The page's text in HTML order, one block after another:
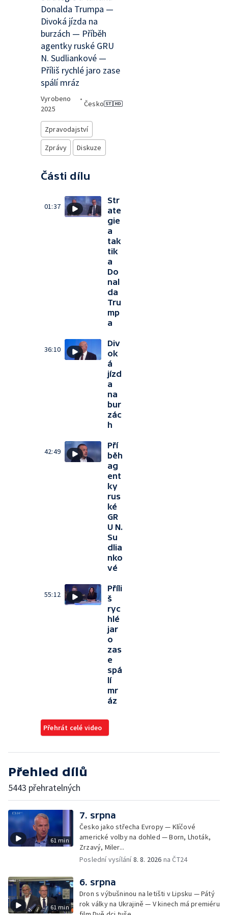
Donalda Trumpa —
Divoká jízda na
burzách — Příběh
agentky ruské GRU
N. Sudliankové —
Příliš rychlé jaro zase
spálí mráz
Vyrobeno
2025
•
Česko
Zpravodajství
Zprávy
Diskuze
Části dílu
01:37
Str
ate
gie
a
tak
tik
a
Do
nal
da
Tru
mp
a
36:10
Div
ok
á
jízd
a
na
bur
zác
h
42:49
Pří
běh
ag
ent
ky
rus
ké
GR
U N.
Su
dlia
nko
vé
55:12
Příli
š
ryc
hlé
jar
o
zas
e
spá
lí
mr
áz
Přehrát celé video
Přehled dílů
5443 přehratelných
61 min
7. srpna
Česko jako střecha Evropy — Klíčové
americké volby na dohled — Born, Lhoták,
Zrzavý, Miler...
Poslední vysílání8. 8. 2026 na ČT24
61 min
6. srpna
Dron s výbušninou na letišti v Lipsku — Pátý
rok války na Ukrajině — V kinech má premiéru